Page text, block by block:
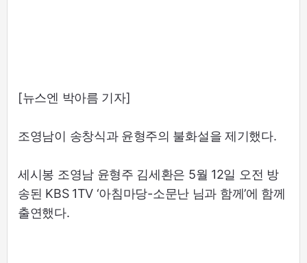
[뉴스엔 박아름 기자]
조영남이 송창식과 윤형주의 불화설을 제기했다.
세시봉 조영남 윤형주 김세환은 5월 12일 오전 방
송된 KBS 1TV ‘아침마당-소문난 님과 함께’에 함께
출연했다.